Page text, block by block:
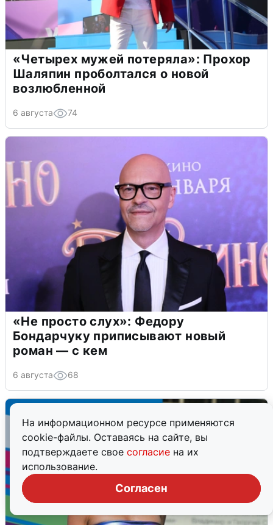
На информационном ресурсе применяются
cookie-файлы. Оставаясь на сайте, вы
подтверждаете свое согласие на их
использование.
Согласен
«Четырех мужей потеряла»: Прохор
Шаляпин проболтался о новой
возлюбленной
6 августа 74
«Не просто слух»: Федору
Бондарчуку приписывают новый
роман — с кем
6 августа 68